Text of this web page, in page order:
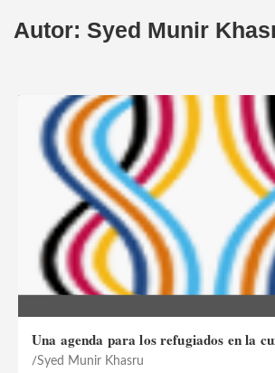
Autor: Syed Munir
Una agenda para los refugiados en la
Syed Munir Khasru